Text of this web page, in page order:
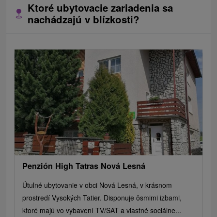
Ktoré ubytovacie zariadenia sa
nachádzajú v blízkosti?
Penzión High Tatras Nová Lesná
Útulné ubytovanie v obci Nová Lesná, v krásnom
prostredí Vysokých Tatier. Disponuje ôsmimi izbami,
ktoré majú vo vybavení TV/SAT a vlastné sociálne...